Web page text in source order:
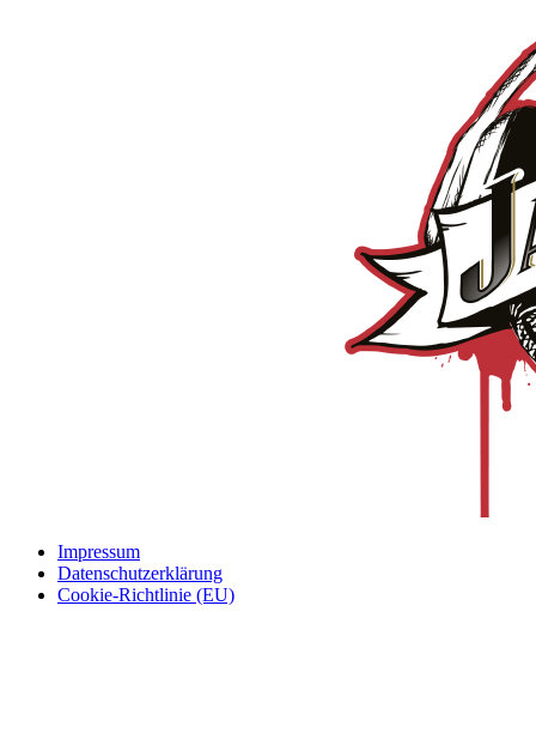
Impressum
Datenschutzerklärung
Cookie-Richtlinie (EU)